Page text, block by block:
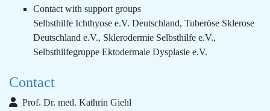
Contact with support groups
Selbsthilfe Ichthyose e.V. Deutschland, Tuberöse Sklerose
Deutschland e.V., Sklerodermie Selbsthilfe e.V.,
Selbsthilfegruppe Ektodermale Dysplasie e.V.
Contact
Prof. Dr. med. Kathrin Giehl